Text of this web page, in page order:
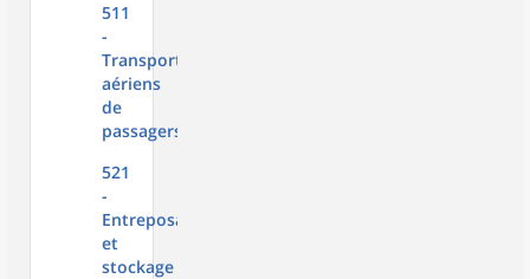
511
-
Transports
aériens
de
passagers
521
-
Entreposage
et
stockage